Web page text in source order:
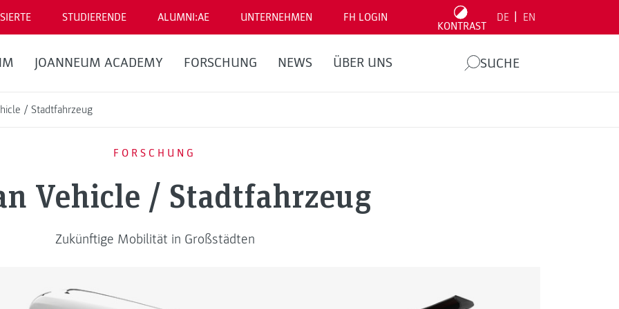
STUDIERENDE ALUMNI:AE UNTERNEHMEN FH LOGIN
KONTRAST
DE EN
JOANNEUM ACADEMY FORSCHUNG NEWS ÜBER UNS SUCHE
/ Stadtfahrzeug
FORSCHUNG
Vehicle / Stadtfahrzeug
Zukünftige Mobilität in Großstädten